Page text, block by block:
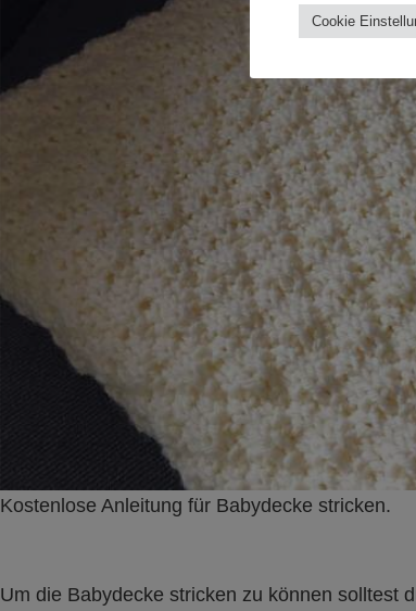
Kostenlose Anleitung für Babydecke stricken.
Um die Babydecke stricken zu können solltest
Cookie